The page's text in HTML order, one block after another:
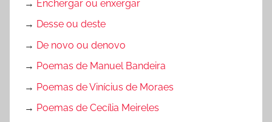
→ Enchergar ou enxergar
→ Desse ou deste
→ De novo ou denovo
→ Poemas de Manuel Bandeira
→ Poemas de Vinícius de Moraes
→ Poemas de Cecília Meireles